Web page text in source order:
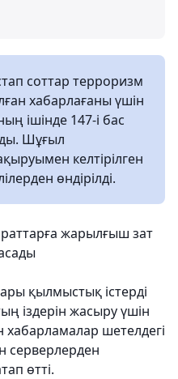
соттар терроризм
хабарлағаны үшін
ішінде 147-і бас
Шұғыл
келтірілген
өндірілді.
жарылғыш зат
қылмыстық істерді
іздерін жасыру үшін
хабарламалар шетелдегі
серверлерден
өтті.